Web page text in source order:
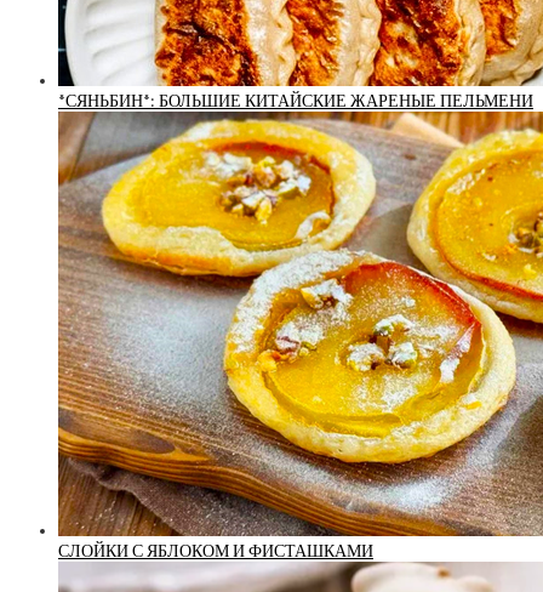
*СЯНЬБИН*: БОЛЬШИЕ КИТАЙСКИЕ ЖАРЕНЫЕ ПЕЛЬМЕНИ
СЛОЙКИ С ЯБЛОКОМ И ФИСТАШКАМИ